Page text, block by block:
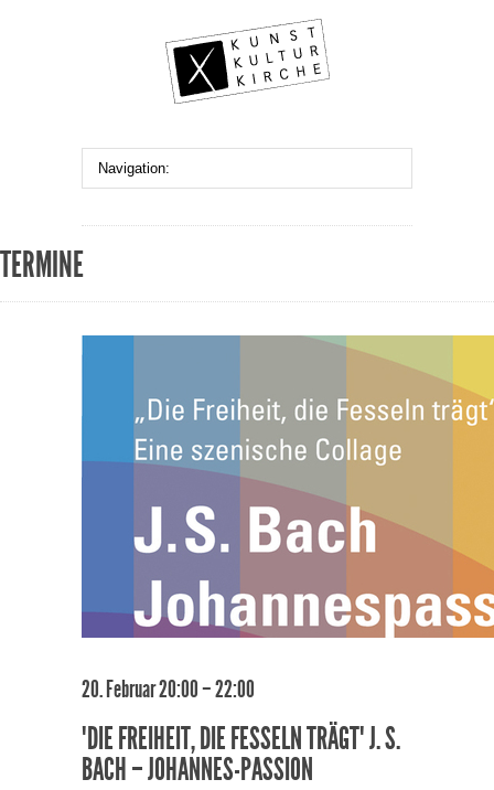
TERMINE
20. Februar 20:00 – 22:00
"DIE FREIHEIT, DIE FESSELN TRÄGT" J. S.
BACH – JOHANNES-PASSION